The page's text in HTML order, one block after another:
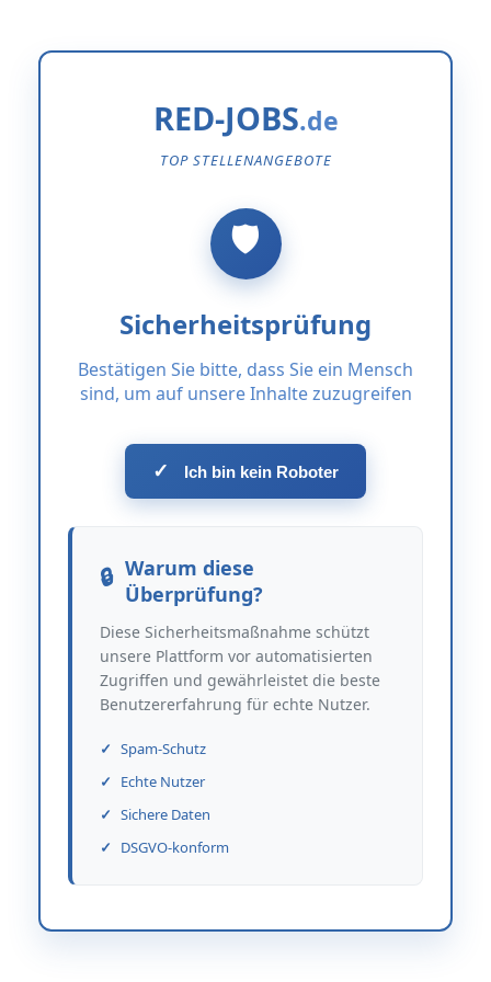
RED-JOBS
TOP STELLENANGEBOTE
Sicherheitsprüfung
Bestätigen Sie bitte, dass Sie ein Mensch
sind, um auf unsere Inhalte zuzugreifen
✓ Ich bin kein Roboter
Warum diese
Überprüfung?
Diese Sicherheitsmaßnahme schützt
unsere Plattform vor automatisierten
Zugriffen und gewährleistet die beste
Benutzererfahrung für echte Nutzer.
Spam-Schutz
Echte Nutzer
Sichere Daten
DSGVO-konform